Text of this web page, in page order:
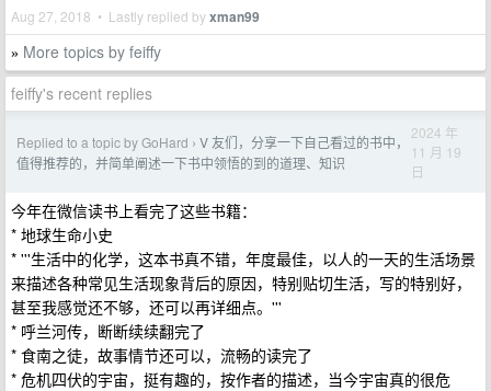
Aug 27, 2018 • Lastly replied byxman99
» More topics by feiffy
feiffy's recent replies
Replied to a topic by GoHard › V 友们，分享一下自己看过的书中，
值得推荐的，并简单阐述一下书中领悟的到的道理、知识
2024 年
11 月 19
日
今年在微信读书上看完了这些书籍：
* 地球生命小史
* '''生活中的化学，这本书真不错，年度最佳，以人的一天的生活场景
来描述各种常见生活现象背后的原因，特别贴切生活，写的特别好，
甚至我感觉还不够，还可以再详细点。'''
* 呼兰河传，断断续续翻完了
* 食南之徒，故事情节还可以，流畅的读完了
* 危机四伏的宇宙，挺有趣的，按作者的描述，当今宇宙真的很危